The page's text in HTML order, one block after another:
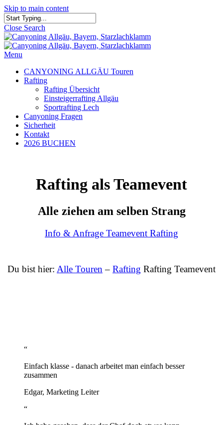
Skip to main content
Close Search
Menu
CANYONING ALLGÄU Touren
Rafting
Rafting Übersicht
Einsteigerrafting Allgäu
Sportrafting Lech
Canyoning Fragen
Sicherheit
Kontakt
2026 BUCHEN
Rafting als Teamevent
Alle ziehen am selben Strang
Info & Anfrage Teamevent Rafting
Du bist hier: Alle Touren – Rafting Rafting Teamevent
“
Einfach klasse - danach arbeitet man einfach besser
zusammen
Edgar, Marketing Leiter
“